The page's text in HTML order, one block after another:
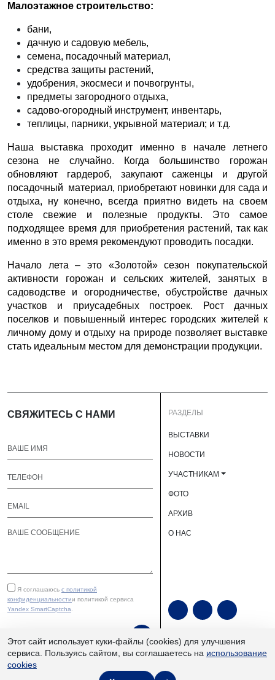
Малоэтажное строительство:
бани,
дачную и садовую мебель,
семена, посадочный материал,
средства защиты растений,
удобрения, экосмеси и почвогрунты,
предметы загородного отдыха,
садово-огородный инструмент, инвентарь,
теплицы, парники, укрывной материал; и т.д.
Наша выставка проходит именно в начале летнего
сезона не случайно. Когда большинство горожан
обновляют гардероб, закупают саженцы и другой
посадочный материал, приобретают новинки для сада и
отдыха, ну конечно, всегда приятно видеть на своем
столе свежие и полезные продукты. Это самое
подходящее время для приобретения растений, так как
именно в это время рекомендуют проводить посадки.
Начало лета – это «Золотой» сезон покупательской
активности горожан и сельских жителей, занятых в
садоводстве и огородничестве, обустройстве дачных
участков и приусадебных построек. Рост дачных
поселков и повышенный интерес городских жителей к
личному дому и отдыху на природе позволяет выставке
стать идеальным местом для демонстрации продукции.
СВЯЖИТЕСЬ С НАМИ
Я соглашаюсь с политикой
конфиденциальностии политикой сервиса
Yandex SmartCaptcha
РАЗДЕЛЫ
ВЫСТАВКИ
НОВОСТИ
УЧАСТНИКАМ
ФОТО
АРХИВ
О НАС
ЮУКВЦ «Экспочел» | ©
Этот сайт использует куки-файлы (cookies) для улучшения
сервиса. Пользуясь сайтом, вы соглашаетесь на использование
cookies